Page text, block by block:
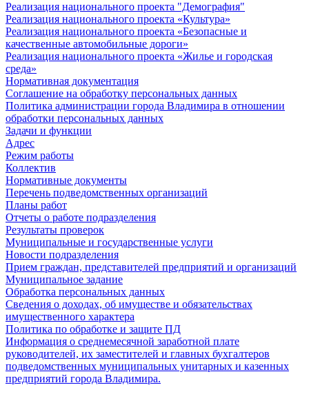
Реализация национального проекта "Демография"
Реализация национального проекта «Культура»
Реализация национального проекта «Безопасные и
качественные автомобильные дороги»
Реализация национального проекта «Жилье и городская
среда»
Нормативная документация
Соглашение на обработку персональных данных
Политика администрации города Владимира в отношении
обработки персональных данных
Задачи и функции
Адрес
Режим работы
Коллектив
Нормативные документы
Перечень подведомственных организаций
Планы работ
Отчеты о работе подразделения
Результаты проверок
Муниципальные и государственные услуги
Новости подразделения
Прием граждан, представителей предприятий и организаций
Муниципальное задание
Обработка персональных данных
Сведения о доходах, об имуществе и обязательствах
имущественного характера
Политика по обработке и защите ПД
Информация о среднемесячной заработной плате
руководителей, их заместителей и главных бухгалтеров
подведомственных муниципальных унитарных и казенных
предприятий города Владимира.